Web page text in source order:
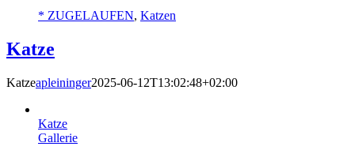
* ZUGELAUFEN, Katzen
Katze
Katzeapleininger2025-06-12T13:02:48+02:00
Katze
Gallerie